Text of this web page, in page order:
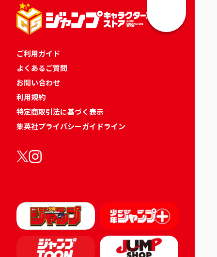
ご利用ガイド
よくあるご質問
お問い合わせ
利用規約
特定商取引法に基づく表示
集英社プライバシーガイドライン